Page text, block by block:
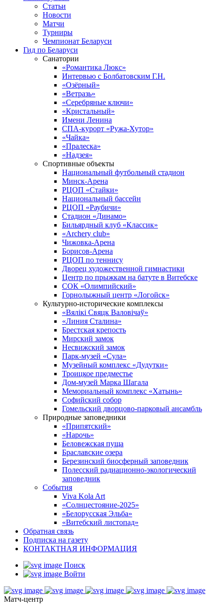
Статьи
Новости
Матчи
Турниры
Чемпионат Беларуси
Гид по Беларуси
Санатории
«Романтика Люкс»
Интервью с Болбатовским Г.Н.
«Озёрный»
«Ветразь»
«Серебряные ключи»
«Кристальный»
Имени Ленина
СПА-курорт «Ружа-Хутор»
«Чайка»
«Пралеска»
«Надзея»
Спортивные объекты
Национальный футбольный стадион
Минск-Арена
РЦОП «Стайки»
Национальный бассейн
РЦОП «Раубичи»
Стадион «Динамо»
Бильярдный клуб «Классик»
«Archery club»
Чижовка-Арена
Борисов-Арена
РЦОП по теннису
Дворец художественной гимнастики
Центр по прыжкам на батуте в Витебске
СОК «Олимпийский»
Горнолыжный центр «Логойск»
Культурно-исторические комплексы
«Вялікі Свяцк Валовічаў»
«Линия Сталина»
Брестская крепость
Мирский замок
Несвижский замок
Парк-музей «Сула»
Музейный комплекс «Дудутки»
Троицкое предместье
Дом-музей Марка Шагала
Мемориальный комплекс «Хатынь»
Софийский собор
Гомельский дворцово-парковый ансамбль
Природные заповедники
«Припятский»
«Нарочь»
Беловежская пуща
Браславские озера
Березинский биосферный заповедник
Полесский радиационно-экологический
заповедник
События
Viva Kola Art
«Солнцестояние-2025»
«Белорусская Эльба»
«Витебский листопад»
Обратная связь
Подписка на газету
КОНТАКТНАЯ ИНФОРМАЦИЯ
Поиск
Войти
Матч-центр